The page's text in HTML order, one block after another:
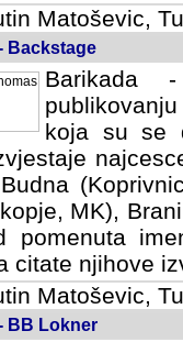
Matoševic,
Backstage
Barikada
koja su se
MK),
pomenuta
citate njihove
Matoševic,
BB Lokner